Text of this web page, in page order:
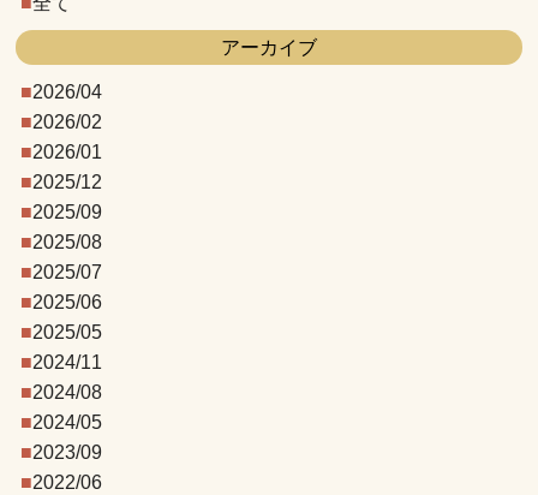
アーカイブ
2026/04
2026/02
2026/01
2025/12
2025/09
2025/08
2025/07
2025/06
2025/05
2024/11
2024/08
2024/05
2023/09
2022/06